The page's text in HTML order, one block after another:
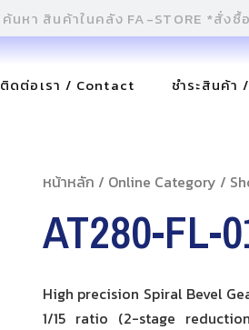
ติดต่อเรา / Contact ชำระสินค้า
หน้าหลัก / Online Category /
AT280-FL-
High precision Spiral Bevel
1/15 ratio (2-stage